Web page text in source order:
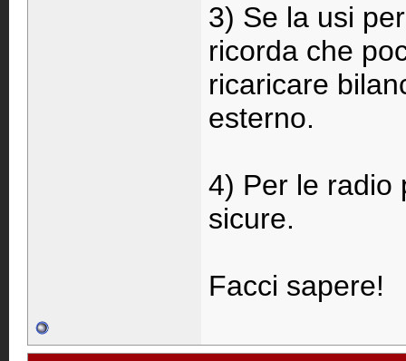
3) Se la usi
ricorda che
ricaricare
esterno.
4) Per le radio
sicure.
Facci sapere!